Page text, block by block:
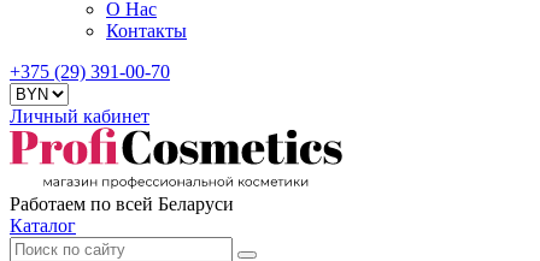
О Нас
Контакты
+375 (29) 391-00-70
Личный кабинет
Работаем по всей Беларуси
Каталог